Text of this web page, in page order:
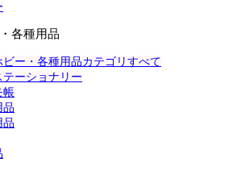
各種用品
ー・各種用品カテゴリすべて
ーショナリー
帳
品
品